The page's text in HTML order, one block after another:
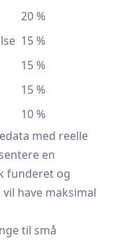
20 %
15 %
15 %
15 %
10 %
med reelle
en
funderet og
have maksimal
til små